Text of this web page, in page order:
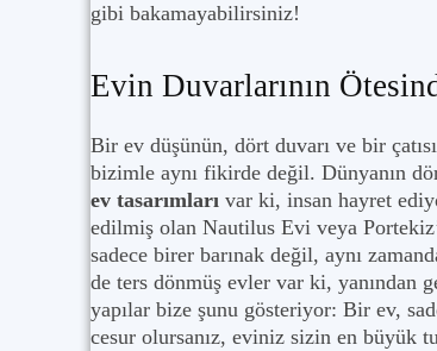
gibi bakamayabilirsiniz!
Evin Duvarlarının
Bir ev düşünün, dört duvarı ve bir
bizimle aynı fikirde değil. Dünyanın
ev tasarımları var ki, insan hayret
edilmiş olan Nautilus Evi veya
sadece birer barınak değil, aynı
de ters dönmüş evler var ki, yanından
yapılar bize şunu gösteriyor: Bir ev,
cesur olursanız, eviniz sizin en büyük